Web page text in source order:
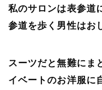
私のサロンは表参道
参道を歩く男性はお
スーツだと無難にま
イベートのお洋服に